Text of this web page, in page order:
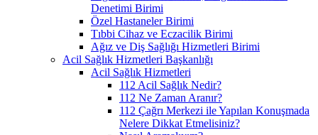
Denetimi Birimi
Özel Hastaneler Birimi
Tıbbi Cihaz ve Eczacilik Birimi
Ağız ve Diş Sağlığı Hizmetleri Birimi
Acil Sağlık Hizmetleri Başkanlığı
Acil Sağlık Hizmetleri
112 Acil Sağlık Nedir?
112 Ne Zaman Aranır?
112 Çağrı Merkezi ile Yapılan Konuşmada
Nelere Dikkat Etmelisiniz?